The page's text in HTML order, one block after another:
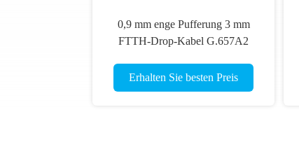
0,9 mm enge Pufferung 3 mm
FTTH-Drop-Kabel G.657A2
Erhalten Sie besten Preis